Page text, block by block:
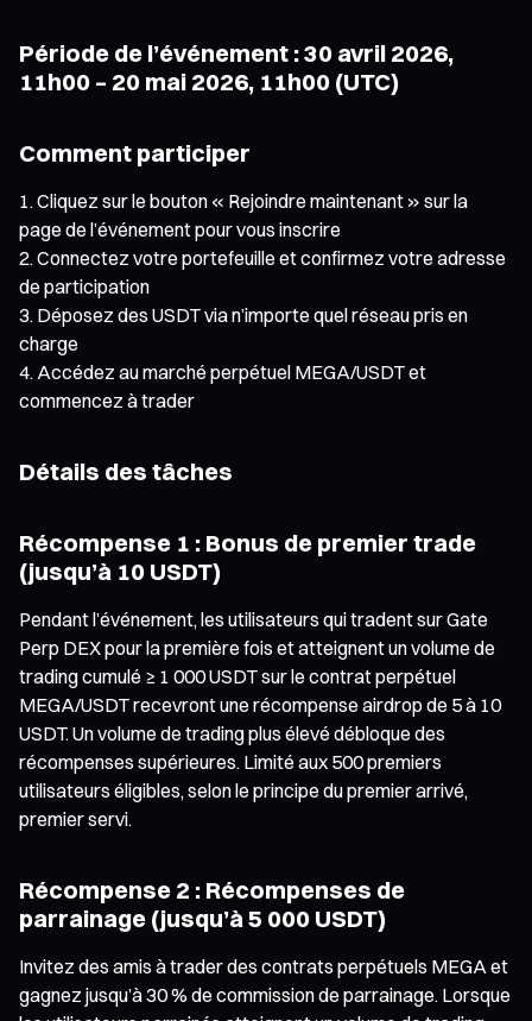
Période de l’événement : 30 avril 2026,
11h00 – 20 mai 2026, 11h00 (UTC)
Comment participer
Cliquez sur le bouton « Rejoindre maintenant » sur la
page de l’événement pour vous inscrire
Connectez votre portefeuille et confirmez votre adresse
de participation
Déposez des USDT via n’importe quel réseau pris en
charge
Accédez au marché perpétuel MEGA/USDT et
commencez à trader
Détails des tâches
Récompense 1 : Bonus de premier trade
(jusqu’à 10 USDT)
Pendant l’événement, les utilisateurs qui tradent sur Gate
Perp DEX pour la première fois et atteignent un volume de
trading cumulé ≥ 1 000 USDT sur le contrat perpétuel
MEGA/USDT recevront une récompense airdrop de 5 à 10
USDT. Un volume de trading plus élevé débloque des
récompenses supérieures. Limité aux 500 premiers
utilisateurs éligibles, selon le principe du premier arrivé,
premier servi.
Récompense 2 : Récompenses de
parrainage (jusqu’à 5 000 USDT)
Invitez des amis à trader des contrats perpétuels MEGA et
gagnez jusqu’à 30 % de commission de parrainage. Lorsque